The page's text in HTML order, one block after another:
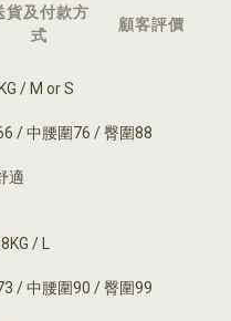
貨及付款方
式
顧客評價
/ M or S
/ 中腰圍76 / 臀圍88
適
/ L
/ 中腰圍90 / 臀圍99